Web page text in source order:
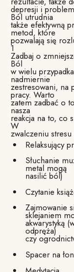
depresji i
Ból utrudnia
także efektywną
metod, które
pozwalają się
1
Zadbaj o
Ból
w wielu
nadmiernie
zestresowani, na
pracy. Warto
zatem zadbać o
nasza
reakcja na to, co
W
zwalczeniu
Relaksujący
Słuchanie
metal mogą
nasilić ból)
Czytanie
Zajmowanie
sklejaniem
akwarystyką
odpręża)
czy
Spacer na